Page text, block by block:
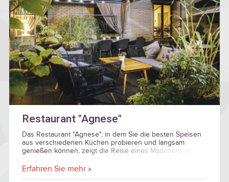
Restaurant "Agnese"
Das Restaurant "Agnese", in dem Sie die besten Speisen
aus verschiedenen Küchen probieren und langsam
genießen können, zeigt die Reise eines Mädchens in
Erfahren Sie mehr »